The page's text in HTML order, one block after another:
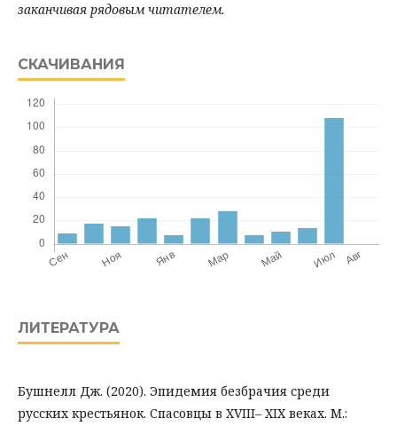
заканчивая рядовым читателем.
СКАЧИВАНИЯ
ЛИТЕРАТУРА
Бушнелл Дж. (2020). Эпидемия безбрачия среди
русских крестьянок. Спасовцы в XVIII– XIX веках. М.: